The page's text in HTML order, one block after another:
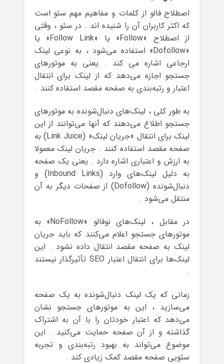
اصطلاح فالو از کلمات و مفاهیم مهم سئو است
که اکثر کاربران آن را شنیده اند . در سئو ، وقتی
از اصطلاح «Follow» یا «Follow Link» یا
«Dofollow» استفاده می‌شود ، به نوعی لینک
ارجاعی اشاره می کند . یعنی به موتورهای
جستجو اجازه می‌دهد که از لینک برای انتقال
اعتبار و رتبه‌بندی به صفحه مقصد استفاده کنند .
به طور کلی ، لینک‌های دنبال‌شونده به موتورهای
جستجو اطلاع می‌دهند که آنها می‌توانند از این
لینک برای انتقال «جریان لینک» (Link Juice) به
صفحه مقصد استفاده کنند . جریان لینک معمولا
به ارزش و اعتباری اشاره دارد . یعنی یک صفحه
به دلیل لینک‌های وارد (Inbound Links) و
دنبال‌شونده (Dofollow) از صفحات دیگر به آن
منتقل می‌شود .
در مقابل ، لینک‌های نوفالو «NoFollow» به
موتورهای جستجو اعلام می‌کنند که باید جریان
لینک به صفحه مقصد انتقال داده نشود . این
لینک‌ها برای انتقال اعتبار SEO تأثیرگذار نیستند
.
زمانی که یک لینک دنبال‌شونده به یک صفحه
می‌سازید ، این به موتورهای جستجو نشان
می‌دهد که اعتبار خودتان را با آن به اشتراک
گذاشته و از آن صفحه حمایت می‌کنید . این
موضوع می‌تواند به بهبود رتبه‌بندی و تجربه
سئویی صفحه مقصد کمک زیادی کند .